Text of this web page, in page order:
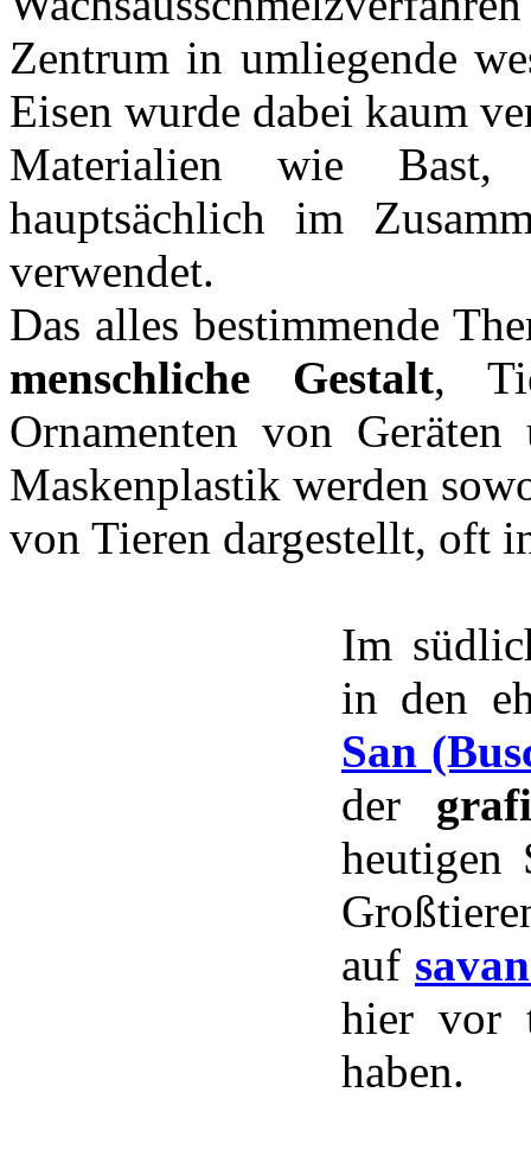
Zentrum in umliegende
Eisen wurde dabei kaum
Materialien wie
hauptsächlich im
verwendet.
Das alles bestimmende
menschliche Gestalt,
Ornamenten von
Maskenplastik werden
von Tieren dargestellt, oft
Im
in den
San
der
heutigen
auf
hier vor
haben.